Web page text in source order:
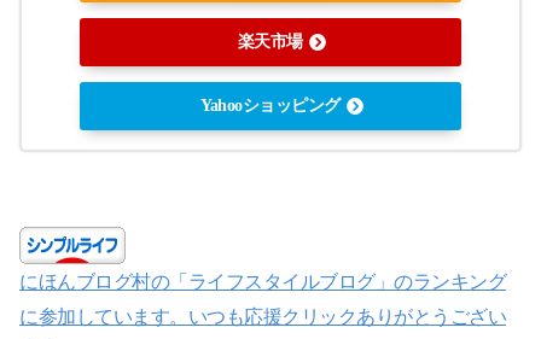
楽天市場
Yahooショッピング
にほんブログ村の「ライフスタイルブログ」のランキング
に参加しています。いつも応援クリックありがとうござい